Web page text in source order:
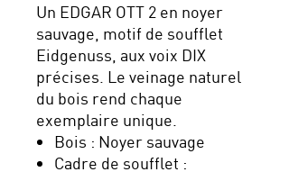
Un EDGAR OTT 2 en noyer
sauvage, motif de soufflet
Eidgenuss, aux voix DIX
précises. Le veinage naturel
du bois rend chaque
exemplaire unique.
Bois : Noyer sauvage
Cadre de soufflet :